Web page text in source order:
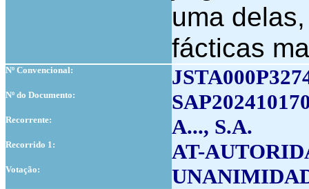
uma
fácticas
Nº Convencional:
Nº do Documento:
Recorrente: A..., S.A.
Recorrido 1: AT-
Votação: